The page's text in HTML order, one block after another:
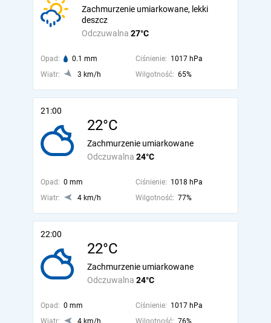
Odczuwalna 27°C
Zachmurzenie umiarkowane, lekki
deszcz
Opad: 0.1 mm Ciśnienie: 1017 hPa
Wiatr:
3 km/h Wilgotność: 65%
21:00
22°C
Odczuwalna 24°C
Zachmurzenie umiarkowane
Opad: 0 mm Ciśnienie: 1018 hPa
Wiatr:
4 km/h Wilgotność: 77%
22:00
22°C
Odczuwalna 24°C
Zachmurzenie umiarkowane
Opad: 0 mm Ciśnienie: 1017 hPa
Wiatr:
4 km/h Wilgotność: 76%